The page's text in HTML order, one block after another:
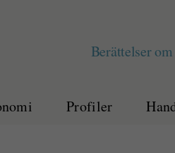
Berättelser
Profiler